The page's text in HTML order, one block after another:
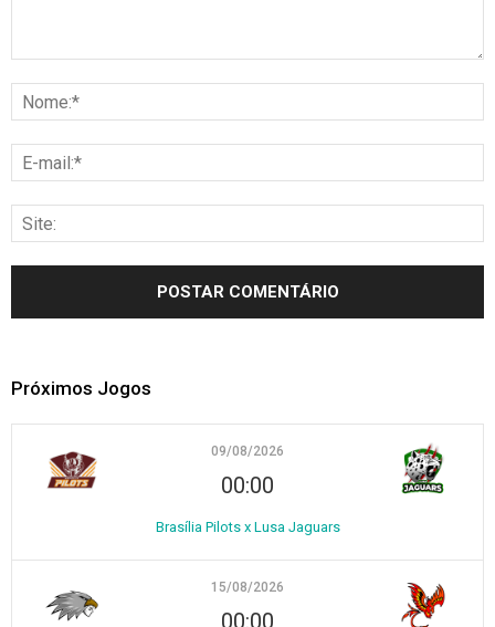
Próximos Jogos
09/08/2026
00:00
Brasília Pilots x Lusa Jaguars
15/08/2026
00:00